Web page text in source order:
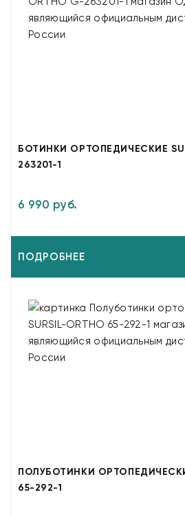
БОТИНКИ ОРТОПЕДИЧЕСКИЕ
263201-1
6 990 руб.
ПОДРОБНЕЕ
ПОЛУБОТИНКИ
65-292-1